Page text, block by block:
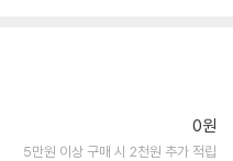
0원
5만원 이상 구매 시 2천원 추가 적립